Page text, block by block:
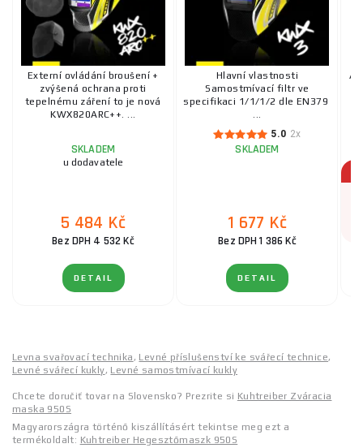
Externí ovládání broušení +
zvýšená ochrana proti
tepelnému záření to je nová
KWX820ARC++. ...
SKLADEM
u dodavatele
5 484 Kč
Bez DPH 4 532 Kč
DETAIL
Hlavní vlastnosti
Samostmívací filtr ve
specifikaci 1/1/1/2 dle EN379
...
5.0 2x
SKLADEM
1 677 Kč
Bez DPH 1 386 Kč
DETAIL
Levna svařovací technika, Levné příslušenství ke svářecí technice,
Levné svářecí kukly, Levné samostmívací kukly
Chcete doručiť tovar na Slovensko? Prezrite si Kuhtreiber Zváracia
maska 950S
Magyarországra történő kiszállításért tekintse meg ezt a
termékoldalt: Kuhtreiber Hegesztőmaszk 950S